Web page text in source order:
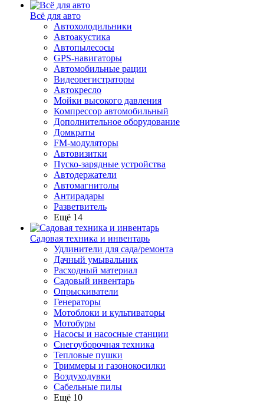
Всё для авто
Автохолодильники
Автоакустика
Автопылесосы
GPS-навигаторы
Автомобильные рации
Видеорегистраторы
Автокресло
Мойки высокого давления
Компрессор автомобильный
Дополнительное оборудование
Домкраты
FM-модуляторы
Автовизитки
Пуско-зарядные устройства
Автодержатели
Автомагнитолы
Антирадары
Разветвитель
Ещё 14
Садовая техника и инвентарь
Удлинители для сада/ремонта
Дачный умывальник
Расходный материал
Садовый инвентарь
Опрыскиватели
Генераторы
Мотоблоки и культиваторы
Мотобуры
Насосы и насосные станции
Снегоуборочная техника
Тепловые пушки
Триммеры и газонокосилки
Воздуходувки
Сабельные пилы
Ещё 10